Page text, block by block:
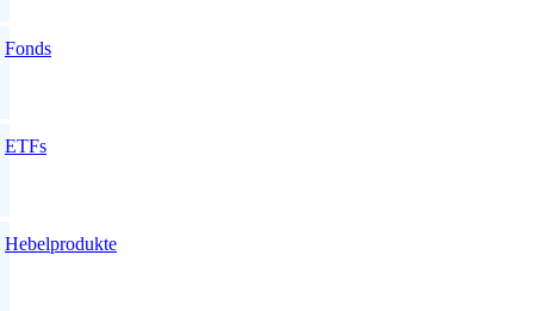
Fonds
ETFs
Hebelprodukte